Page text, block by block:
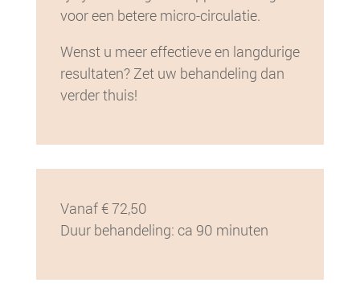
voor een betere micro-circulatie.
Wenst u meer effectieve en langdurige
resultaten? Zet uw behandeling dan
verder thuis!
Vanaf € 72,50
Duur behandeling: ca 90 minuten